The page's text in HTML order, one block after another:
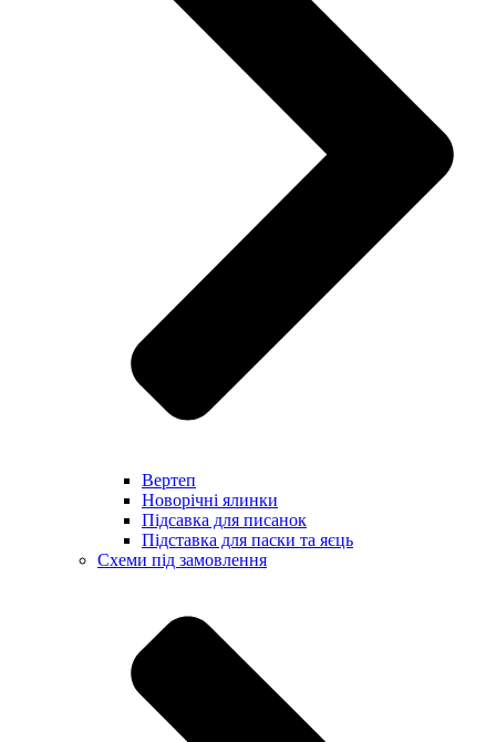
Вертеп
Новорічні ялинки
Підсавка для писанок
Підставка для паски та яєць
Схеми під замовлення